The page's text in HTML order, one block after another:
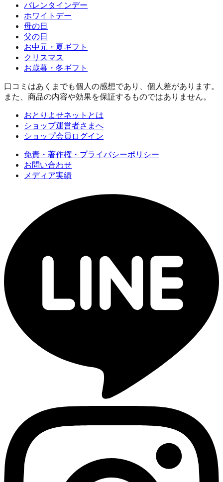
バレンタインデー
ホワイトデー
母の日
父の日
お中元・夏ギフト
クリスマス
お歳暮・冬ギフト
口コミはあくまでも個人の感想であり、個人差があります。
また、商品の内容や効果を保証するものではありません。
おとりよせネットとは
ショップ運営者さまへ
ショップ会員ログイン
免責・著作権・プライバシーポリシー
お問い合わせ
メディア実績